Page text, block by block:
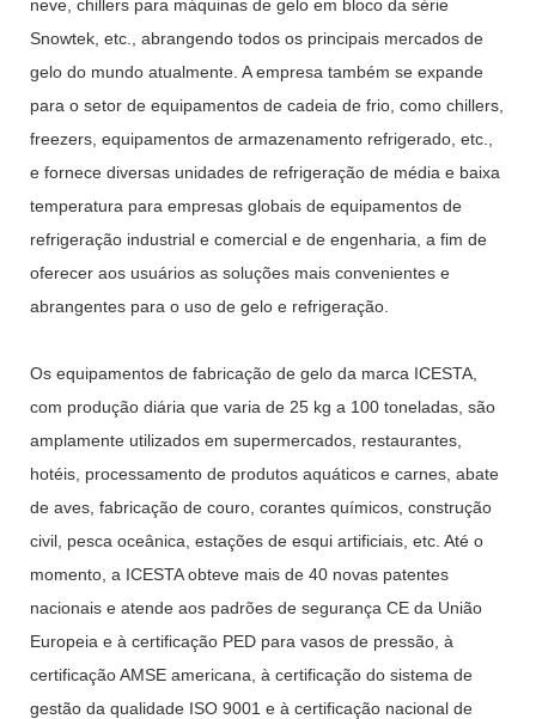
neve, chillers para máquinas de gelo em bloco da série
Snowtek, etc., abrangendo todos os principais mercados de
gelo do mundo atualmente. A empresa também se expande
para o setor de equipamentos de cadeia de frio, como chillers,
freezers, equipamentos de armazenamento refrigerado, etc.,
e fornece diversas unidades de refrigeração de média e baixa
temperatura para empresas globais de equipamentos de
refrigeração industrial e comercial e de engenharia, a fim de
oferecer aos usuários as soluções mais convenientes e
abrangentes para o uso de gelo e refrigeração.
Os equipamentos de fabricação de gelo da marca ICESTA,
com produção diária que varia de 25 kg a 100 toneladas, são
amplamente utilizados em supermercados, restaurantes,
hotéis, processamento de produtos aquáticos e carnes, abate
de aves, fabricação de couro, corantes químicos, construção
civil, pesca oceânica, estações de esqui artificiais, etc. Até o
momento, a ICESTA obteve mais de 40 novas patentes
nacionais e atende aos padrões de segurança CE da União
Europeia e à certificação PED para vasos de pressão, à
certificação AMSE americana, à certificação do sistema de
gestão da qualidade ISO 9001 e à certificação nacional de